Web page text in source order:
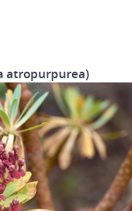
atropurpurea)